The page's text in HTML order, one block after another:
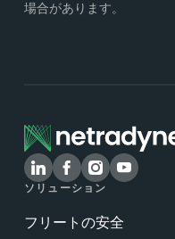
場合があります。
ソリューション
フリートの安全